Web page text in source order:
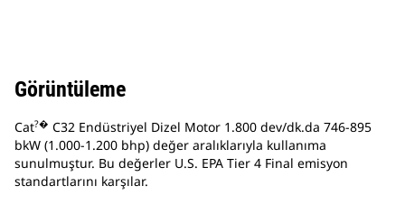
Görüntüleme
Cat?� C32 Endüstriyel Dizel Motor 1.800 dev/dk.da 746-895
bkW (1.000-1.200 bhp) değer aralıklarıyla kullanıma
sunulmuştur. Bu değerler U.S. EPA Tier 4 Final emisyon
standartlarını karşılar.